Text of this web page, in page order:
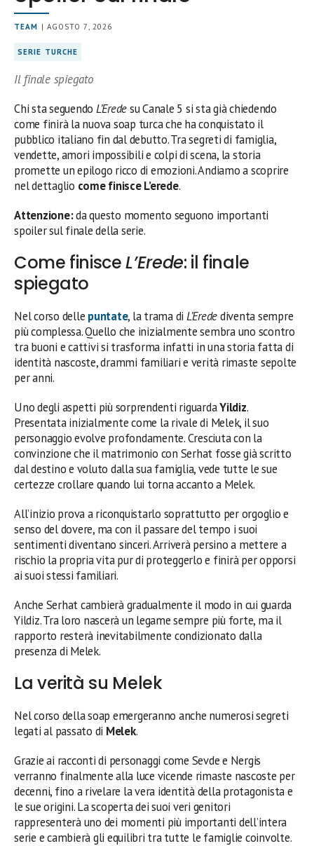
TEAM | AGOSTO 7, 2026
SERIE TURCHE
Il finale spiegato
Chi sta seguendo L’Eredesu Canale 5 si sta già chiedendo
come finirà la nuova soap turca che ha conquistato il
pubblico italiano fin dal debutto. Tra segreti di famiglia,
vendette, amori impossibili e colpi di scena, la storia
promette un epilogo ricco di emozioni. Andiamo a scoprire
nel dettaglio come finisce L’erede.
Attenzione:da questo momento seguono importanti
spoiler sul finale della serie.
Come finisceL’Erede: il finale
spiegato
Nel corso delle puntate, la trama di L’Eredediventa sempre
più complessa. Quello che inizialmente sembra uno scontro
tra buoni e cattivi si trasforma infatti in una storia fatta di
identità nascoste, drammi familiari e verità rimaste sepolte
per anni.
Uno degli aspetti più sorprendenti riguardaYildiz.
Presentata inizialmente come la rivale di Melek, il suo
personaggio evolve profondamente. Cresciuta con la
convinzione che il matrimonio con Serhat fosse già scritto
dal destino e voluto dalla sua famiglia, vede tutte le sue
certezze crollare quando lui torna accanto a Melek.
All’inizio prova a riconquistarlo soprattutto per orgoglio e
senso del dovere, ma con il passare del tempo i suoi
sentimenti diventano sinceri. Arriverà persino a mettere a
rischio la propria vita pur di proteggerlo e finirà per opporsi
ai suoi stessi familiari.
Anche Serhat cambierà gradualmente il modo in cui guarda
Yildiz. Tra loro nascerà un legame sempre più forte, ma il
rapporto resterà inevitabilmente condizionato dalla
presenza di Melek.
La verità su Melek
Nel corso della soap emergeranno anche numerosi segreti
legati al passato di Melek.
Grazie ai racconti di personaggi come Sevde e Nergis
verranno finalmente alla luce vicende rimaste nascoste per
decenni, fino a rivelare la vera identità della protagonista e
le sue origini. La scoperta dei suoi veri genitori
rappresenterà uno dei momenti più importanti dell’intera
serie e cambierà gli equilibri tra tutte le famiglie coinvolte.